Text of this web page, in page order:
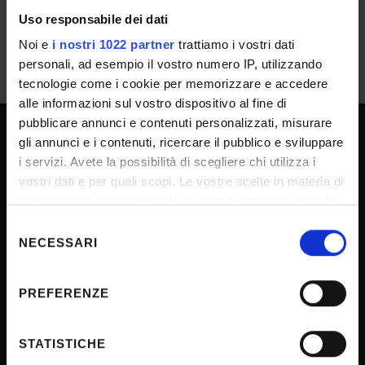
Uso responsabile dei dati
Noi e i nostri 1022 partner trattiamo i vostri dati
personali, ad esempio il vostro numero IP, utilizzando
tecnologie come i cookie per memorizzare e accedere
alle informazioni sul vostro dispositivo al fine di
pubblicare annunci e contenuti personalizzati, misurare
gli annunci e i contenuti, ricercare il pubblico e sviluppare
i servizi. Avete la possibilità di scegliere chi utilizza i
vostri dati e per quali scopi. Le vostre scelte in materia di
modificare o revocare il proprio consenso in qualsiasi
momento dalla Dichiarazione sui cookie o facendo clic
raccogliere informazioni sulla tua posizione
geografica, con un'approssimazione di qualche
delNECESSARI
PREFERENZE
STATISTICHE
SPORTELLO ATENEO
Albo Ufficiale
Gare di appalto
Note legali